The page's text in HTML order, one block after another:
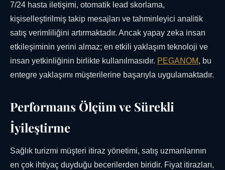
7/24 hasta iletişimi, otomatik lead skorlama,
kişiselleştirilmiş takip mesajları ve tahminleyici analitik
satış verimliliğini artırmaktadır. Ancak yapay zeka insan
etkileşiminin yerini almaz; en etkili yaklaşım teknoloji ve
insan yetkinliğinin birlikte kullanılmasıdır. PEGANOM, bu
entegre yaklaşımı müşterilerine başarıyla uygulamaktadır.
Performans Ölçüm ve Sürekli
İyileştirme
Sağlık turizmi müşteri itiraz yönetimi, satış uzmanlarının
en çok ihtiyaç duyduğu becerilerden biridir. Fiyat itirazları,